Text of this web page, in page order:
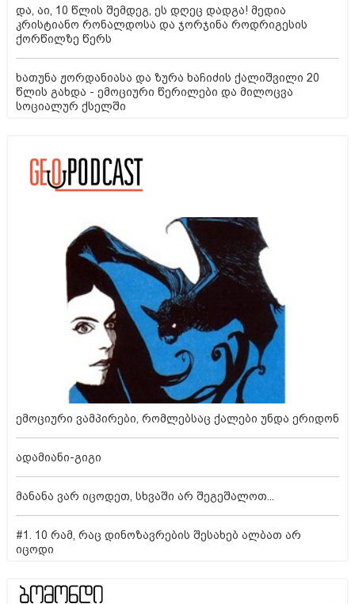
და, აი, 10 წლის შემდეგ, ეს დღეც დადგა! მედია
კრისტიანო რონალდოსა და ჯორჯინა როდრიგესის
ქორწილზე წერს
ხათუნა ჟორდანიასა და ზურა ხაჩიძის ქალიშვილი 20
წლის გახდა - ემოციური წერილები და მილოცვა
სოციალურ ქსელში
ემოციური ვამპირები, რომლებსაც ქალები უნდა ერიდონ
ადამიანი-გიგი
მანანა ვარ იცოდეთ, სხვაში არ შეგეშალოთ...
#1. 10 რამ, რაც დინოზავრების შესახებ ალბათ არ
იცოდი